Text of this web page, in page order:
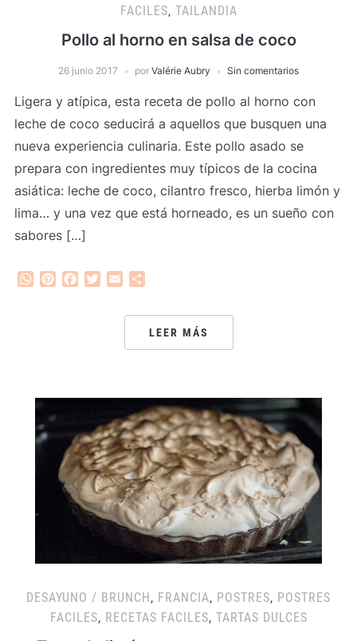
FACILES, TAILANDIA
Pollo al horno en salsa de coco
26 junio 2017 por Valérie Aubry Sin comentarios
Ligera y atípica, esta receta de pollo al horno con
leche de coco seducirá a aquellos que busquen una
nueva experiencia culinaria. Este pollo asado se
prepara con ingredientes muy típicos de la cocina
asiática: leche de coco, cilantro fresco, hierba limón y
lima… y una vez que está horneado, es un sueño con
sabores […]
WhatsApp
PinterestFacebook
Twitter
Email
LEER MÁS
DESAYUNO / BRUNCH, FRANCIA, POSTRES, POSTRES
FACILES, RECETAS FACILES, TARTAS DULCES